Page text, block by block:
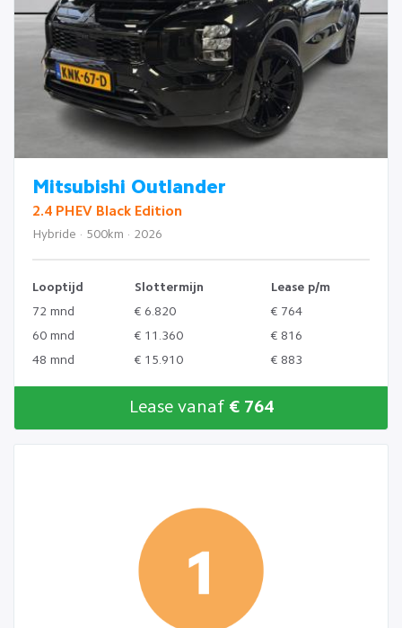
Mitsubishi Outlander
2.4 PHEV Black Edition
Hybride · 500km · 2026
Looptijd Slottermijn
Lease p/m
72 mnd
€ 6.820
€ 764
60 mnd
€ 11.360
€ 816
48 mnd
€ 15.910 € 883
Lease vanaf € 764